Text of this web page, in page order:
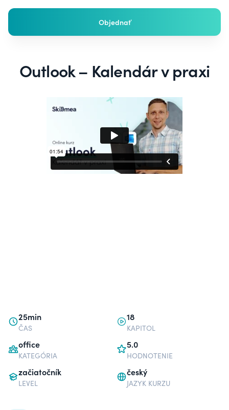
Objednať
Outlook – Kalendár v praxi
25min
ČAS
18
KAPITOL
office
KATEGÓRIA
5.0
HODNOTENIE
začiatočník
LEVEL
český
JAZYK KURZU